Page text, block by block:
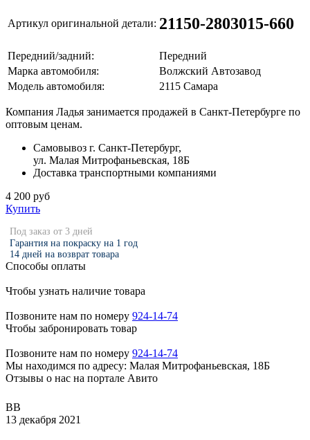
Артикул оригинальной детали: 21150-2803015-660
Передний/задний:
Передний
Марка автомобиля:
Волжский Автозавод
Модель автомобиля:
2115 Самара
Компания Ладья занимается продажей в Санкт-Петербурге по
оптовым ценам.
Самовывоз г. Санкт-Петербург,
ул. Малая Митрофаньевская, 18Б
Доставка транспортными компаниями
4 200 руб
Купить
Под заказ от 3 дней
Гарантия на покраску на 1 год
14 дней на возврат товара
Способы оплаты
Чтобы узнать наличие товара
Позвоните нам по номеру 924-14-74
Чтобы забронировать товар
Позвоните нам по номеру 924-14-74
Мы находимся по адресу: Малая Митрофаньевская, 18Б
Отзывы о нас на портале Авито
ВВ
13 декабря 2021